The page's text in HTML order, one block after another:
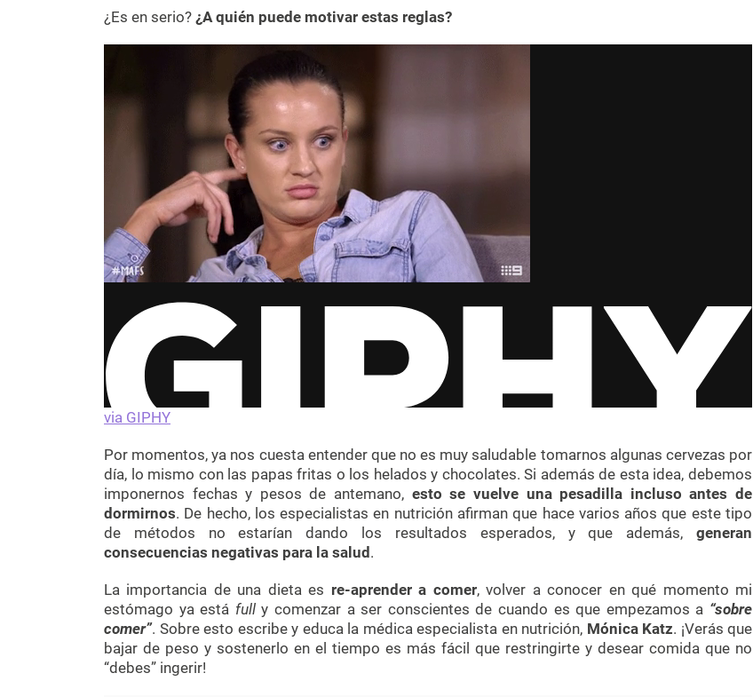
¿Es en serio? ¿A quién puede motivar estas reglas?
via GIPHY
Por momentos, ya nos cuesta entender que no es muy saludable tomarnos algunas cervezas por
día, lo mismo con las papas fritas o los helados y chocolates. Si además de esta idea, debemos
imponernos fechas y pesos de antemano, esto se vuelve una pesadilla incluso antes de
dormirnos. De hecho, los especialistas en nutrición afirman que hace varios años que este tipo
de métodos no estarían dando los resultados esperados, y que además, generan
consecuencias negativas para la salud .
La importancia de una dieta es re-aprender a comer, volver a conocer en qué momento mi
estómago ya está fully comenzar a ser conscientes de cuando es que empezamos a “sobre
comer”. Sobre esto escribe y educa la médica especialista en nutrición, Mónica Katz. ¡Verás que
bajar de peso y sostenerlo en el tiempo es más fácil que restringirte y desear comida que no
“debes” ingerir!